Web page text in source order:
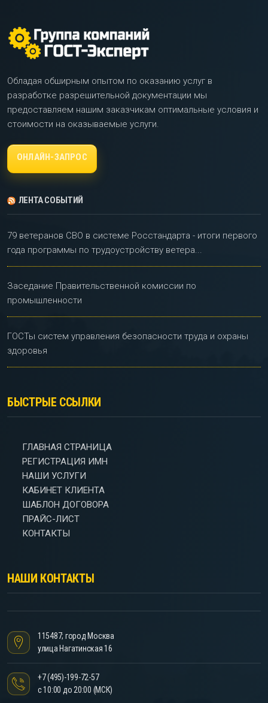
Обладая обширным опытом по оказанию услуг в
разработке разрешительной документации мы
предоставляем нашим заказчикам оптимальные условия и
стоимости на оказываемые услуги.
ОНЛАЙН-ЗАПРОС
ЛЕНТА СОБЫТИЙ
79 ветеранов СВО в системе Росстандарта - итоги первого
года программы по трудоустройству ветера...
Заседание Правительственной комиссии по
промышленности
ГОСТы систем управления безопасности труда и охраны
здоровья
БЫСТРЫЕ ССЫЛКИ
ГЛАВНАЯ СТРАНИЦА
РЕГИСТРАЦИЯ ИМН
НАШИ УСЛУГИ
КАБИНЕТ КЛИЕНТА
ШАБЛОН ДОГОВОРА
ПРАЙС-ЛИСТ
КОНТАКТЫ
НАШИ КОНТАКТЫ
115487; город Москва
улица Нагатинская 16
+7 (495)-199-72-57
с 10:00 до 20:00 (МСК)